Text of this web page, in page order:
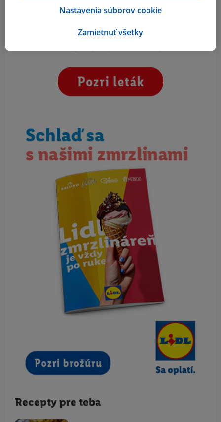
Recepty pre teba
Zamietnuť všetky
Nastavenia súborov cookie